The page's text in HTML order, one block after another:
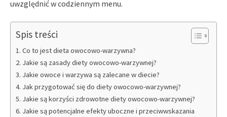
uwzględnić w codziennym menu.
Spis treści
Co to jest dieta owocowo-warzywna?
Jakie są zasady diety owocowo-warzywnej?
Jakie owoce i warzywa są zalecane w diecie?
Jak przygotować się do diety owocowo-warzywnej?
Jakie są korzyści zdrowotne diety owocowo-warzywnej?
Jakie są potencjalne efekty uboczne i przeciwwskazania